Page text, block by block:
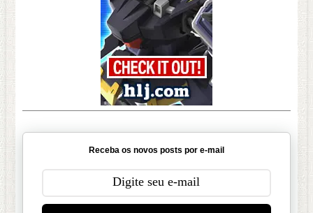
Receba os novos posts por e-mail